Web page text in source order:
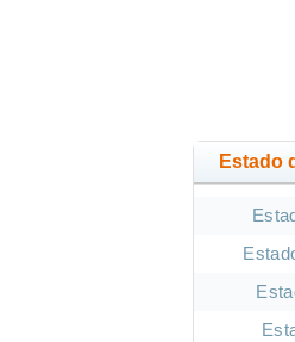
Estado